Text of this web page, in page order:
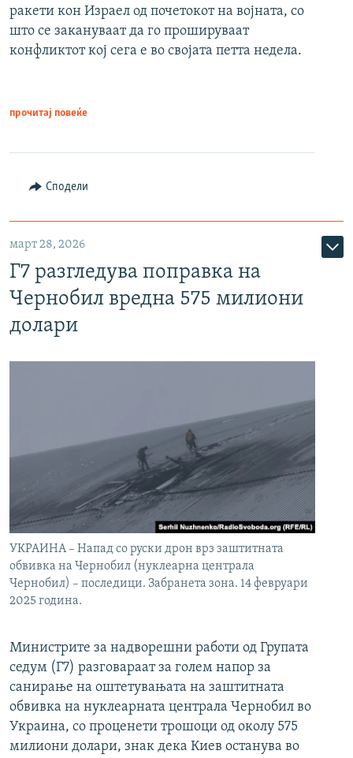
ракети кон Израел од почетокот на војната, со
што се закануваат да го прошируваат
конфликтот кој сега е во својата петта недела.
прочитај повеќе
Сподели
март 28, 2026
Г7 разгледува поправка на
Чернобил вредна 575 милиони
долари
УКРАИНА – Напад со руски дрон врз заштитната
обвивка на Чернобил (нуклеарна централа
Чернобил) – последици. Забранета зона. 14 февруари
2025 година.
Министрите за надворешни работи од Групата
седум (Г7) разговараат за голем напор за
санирање на оштетувањата на заштитната
обвивка на нуклеарната централа Чернобил во
Украина, со проценети трошоци од околу 575
милиони долари, знак дека Киев останува во